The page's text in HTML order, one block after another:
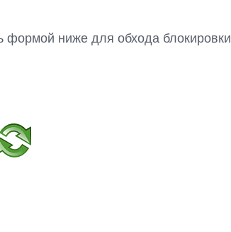
формой ниже для обхода блокировки